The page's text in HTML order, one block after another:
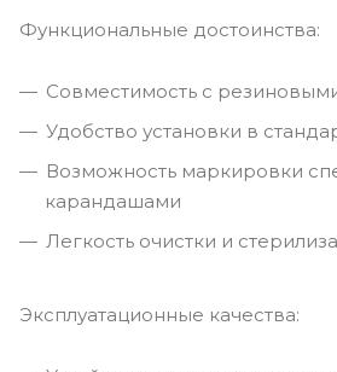
Функциональные достоинства:
Совместимость с
Удобство установки в
Возможность маркировки
карандашами
Легкость очистки и
Эксплуатационные качества: